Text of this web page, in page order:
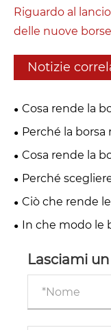
Riguardo al
delle nuove
Notizie
Cosa rende la
intelligente per
Perché la
per le soluzioni
Cosa rende la
speciali un
Perché
plastica
Ciò che rende
quattro bordi la
imballaggio di
In che modo le
alimentare, la
del marchio
Lasciami